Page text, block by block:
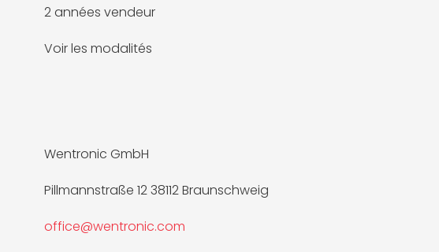
2 années vendeur
Voir les modalités
Wentronic GmbH
Pillmannstraße 12 38112 Braunschweig
office@wentronic.com